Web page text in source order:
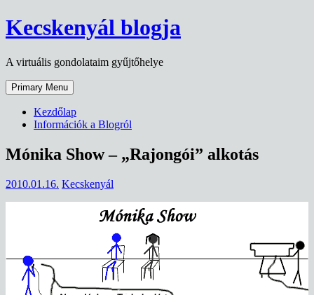
Skip
to
Kecskenyál blogja
A virtuális gondolataim gyűjtőhelye
Primary Menu
Kezdőlap
Információk a Blogról
Mónika Show – „Rajongói” alkotás
2010.01.16. Kecskenyál